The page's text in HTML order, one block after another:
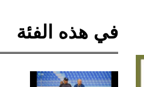
في هذه الفئة